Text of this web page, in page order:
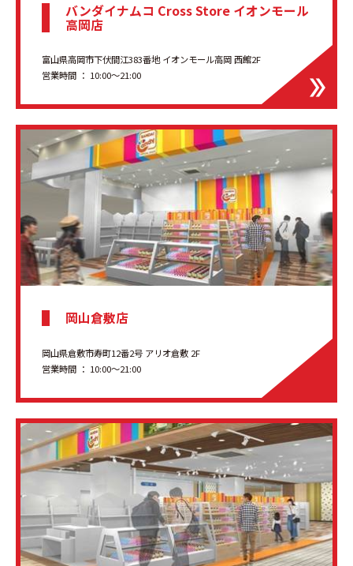
バンダイナムコ Cross Store イオンモール
高岡店
富山県高岡市下伏間江383番地 イオンモール高岡 西館2F
営業時間 ： 10:00～21:00
岡山倉敷店
岡山県倉敷市寿町12番2号 アリオ倉敷 2F
営業時間 ： 10:00～21:00